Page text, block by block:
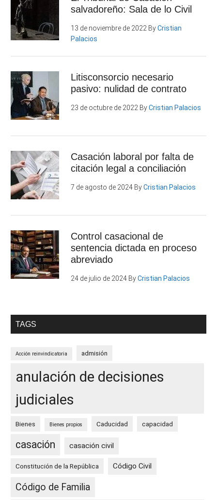
salvadoreño: Sala de lo Civil
13 de noviembre de 2022 ByCristian
Palacios
Litisconsorcio necesario
pasivo: nulidad de contrato
23 de octubre de 2022 ByCristian Palacios
Casación laboral por falta de
citación legal a conciliación
7 de agosto de 2024 ByCristian Palacios
Control casacional de
sentencia dictada en proceso
abreviado
24 de julio de 2024 ByCristian Palacios
TAGS
Acción reinvindicatoria admisión
anulación de decisiones
judiciales
Bienes Bienes propios Caducidad capacidad
casación casación civil
Constitución de la República Código Civil
Código de Familia